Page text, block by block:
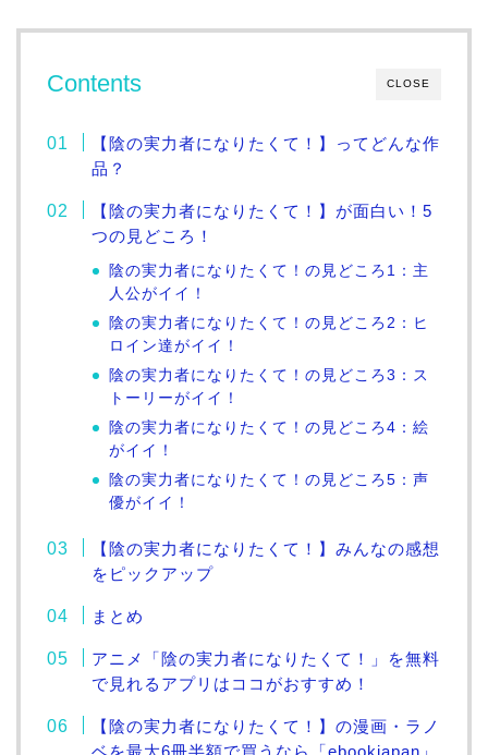
CLOSE
Contents
【陰の実力者になりたくて！】ってどんな作
品？
【陰の実力者になりたくて！】が面白い！5
つの見どころ！
陰の実力者になりたくて！の見どころ1：主
人公がイイ！
陰の実力者になりたくて！の見どころ2：ヒ
ロイン達がイイ！
陰の実力者になりたくて！の見どころ3：ス
トーリーがイイ！
陰の実力者になりたくて！の見どころ4：絵
がイイ！
陰の実力者になりたくて！の見どころ5：声
優がイイ！
【陰の実力者になりたくて！】みんなの感想
をピックアップ
まとめ
アニメ「陰の実力者になりたくて！」を無料
で見れるアプリはココがおすすめ！
【陰の実力者になりたくて！】の漫画・ラノ